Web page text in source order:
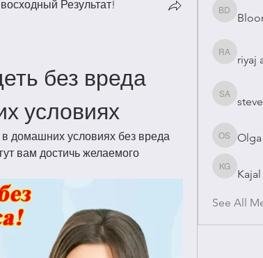
Результат!
без вреда
условиях
домашних условиях без вреда
вам достичь желаемого
Bloomy
riyaj attar
riyaj
OlgaOlga
Kajal
See All